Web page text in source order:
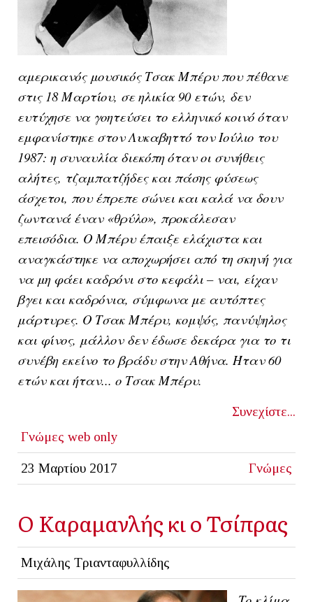
αμερικανός μουσικός Τσακ Μπέρυ που πέθανε
στις 18 Μαρτίου, σε ηλικία 90 ετών, δεν
ευτύχησε να γοητεύσει το ελληνικό κοινό όταν
εμφανίστηκε στον Λυκαβηττό τον Ιούλιο του
1987: η συναυλία διεκόπη όταν οι συνήθεις
αλήτες, τζαμπατζήδες και πάσης φύσεως
άσχετοι, που έπρεπε σώνει και καλά να δουν
ζωντανά έναν «θρύλο», προκάλεσαν
επεισόδια. Ο Μπέρυ έπαιξε ελάχιστα και
αναγκάστηκε να αποχωρήσει από τη σκηνή για
να μη φάει καδρόνι στο κεφάλι – ναι, είχαν
βγει και καδρόνια, σύμφωνα με αυτόπτες
μάρτυρες. Ο Τσακ Μπέρυ, κομψός, πανύψηλος
και φίνος, μάλλον δεν έδωσε δεκάρα για το τι
συνέβη εκείνο το βράδυ στην Αθήνα. Ήταν 60
ετών και ήταν... ο Τσακ Μπέρυ.
Συνεχίστε...
Γνώμες web only
23 Μαρτίου 2017 Γνώμες
Ο Καραμανλής κι ο Τσίπρας
Μιχάλης Τριανταφυλλίδης